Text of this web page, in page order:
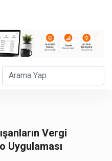
Vergi
Uygulaması